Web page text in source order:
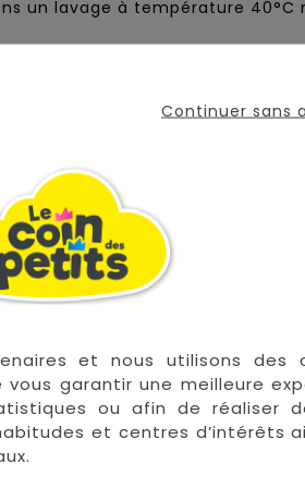
Continuer sans
et nous utilisons des
garantir une meilleure
ou afin de réaliser
et centres d’intérêts
un lavage à température
stock 